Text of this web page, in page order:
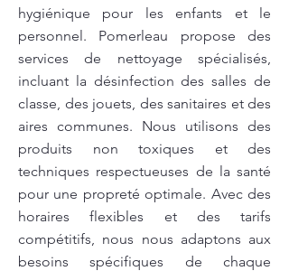
hygiénique pour les enfants et le
personnel. Pomerleau propose des
services de nettoyage spécialisés,
incluant la désinfection des salles de
classe, des jouets, des sanitaires et des
aires communes. Nous utilisons des
produits non toxiques et des
techniques respectueuses de la santé
pour une propreté optimale. Avec des
horaires flexibles et des tarifs
compétitifs, nous nous adaptons aux
besoins spécifiques de chaque